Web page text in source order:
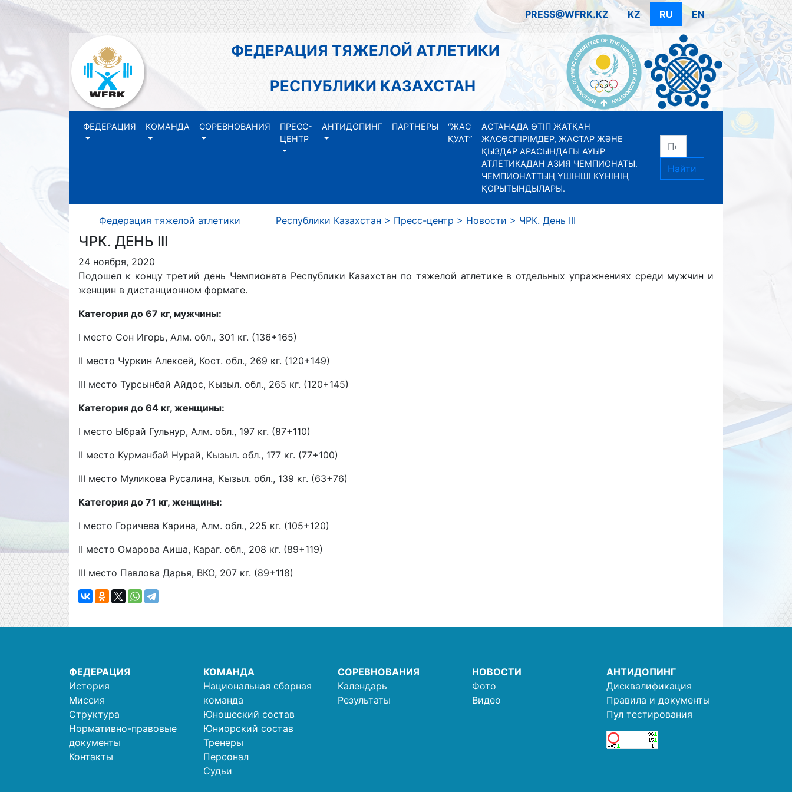
PRESS@WFRK.KZ KZ RU EN
ФЕДЕРАЦИЯ ТЯЖЕЛОЙ АТЛЕТИКИ
РЕСПУБЛИКИ КАЗАХСТАН
ФЕДЕРАЦИЯ КОМАНДА СОРЕВНОВАНИЯ
ПРЕСС-
ЦЕНТР
АНТИДОПИНГ ПАРТНЕРЫ
“ЖАС
ҚУАТ”
АСТАНАДА ӨТІП ЖАТҚАН
ЖАСӨСПІРІМДЕР, ЖАСТАР ЖӘНЕ
ҚЫЗДАР АРАСЫНДАҒЫ АУЫР
АТЛЕТИКАДАН АЗИЯ ЧЕМПИОНАТЫ.
ЧЕМПИОНАТТЫҢ ҮШІНШІ КҮНІНІҢ
ҚОРЫТЫНДЫЛАРЫ.
Найти
Федерация тяжелой атлетики Республики Казахстан > Пресс-центр > Новости > ЧРК. День III
ЧРК. ДЕНЬ III
24 ноября, 2020
Подошел к концу третий день Чемпионата Республики Казахстан по тяжелой атлетике в отдельных упражнениях среди мужчин и
женщин в дистанционном формате.
Категория до 67 кг, мужчины:
I место Сон Игорь, Алм. обл., 301 кг. (136+165)
II место Чуркин Алексей, Кост. обл., 269 кг. (120+149)
III место Турсынбай Айдос, Кызыл. обл., 265 кг. (120+145)
Категория до 64 кг, женщины:
I место Ыбрай Гульнур, Алм. обл., 197 кг. (87+110)
II место Курманбай Нурай, Кызыл. обл., 177 кг. (77+100)
III место Муликова Русалина, Кызыл. обл., 139 кг. (63+76)
Категория до 71 кг, женщины:
I место Горичева Карина, Алм. обл., 225 кг. (105+120)
II место Омарова Аиша, Караг. обл., 208 кг. (89+119)
III место Павлова Дарья, ВКО, 207 кг. (89+118)
ФЕДЕРАЦИЯ
История
Миссия
Структура
Нормативно-правовые
документы
Контакты
КОМАНДА
Национальная сборная
команда
Юношеский состав
Юниорский состав
Тренеры
Персонал
Судьи
СОРЕВНОВАНИЯ
Календарь
Результаты
НОВОСТИ
Фото
Видео
АНТИДОПИНГ
Дисквалификация
Правила и документы
Пул тестирования